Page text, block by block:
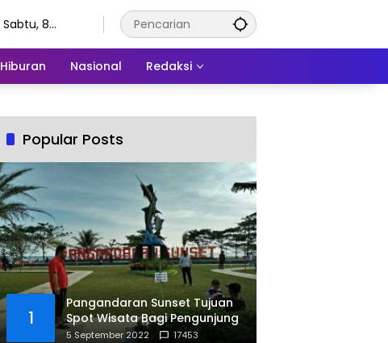
Sabtu, 8
Hiburan Nasional Redaksi
Popular Posts
1
Pangandaran Sunset Tujuan
Spot Wisata Bagi Pengunjung
5 September 2022 17453